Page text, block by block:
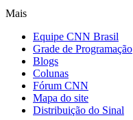
Mais
Equipe CNN Brasil
Grade de Programação
Blogs
Colunas
Fórum CNN
Mapa do site
Distribuição do Sinal